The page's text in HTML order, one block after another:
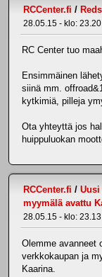
RCCenter.fi /
28.05.15 - klo: 23.20
RC Center tuo
Ensimmäinen
siinä mm.
kytkimiä, pilleja
Ota yhteyttä jos
huippuluokan
RCCenter.fi / Uusi
myymälä avattu
28.05.15 - klo: 23.13
Olemme avanneet
verkkokaupan ja
Kaarina.